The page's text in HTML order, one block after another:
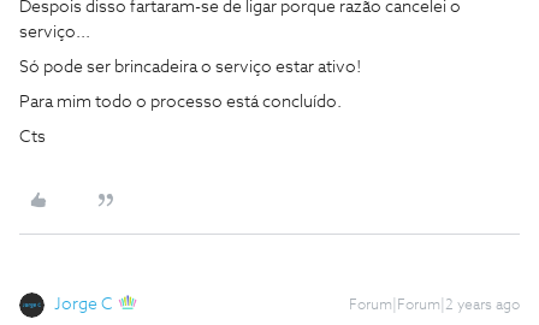
Despois disso fartaram-se de ligar porque razão cancelei o
serviço...
Só pode ser brincadeira o serviço estar ativo!
Para mim todo o processo está concluído.
Cts
Jorge C Forum|Forum|2 years ago